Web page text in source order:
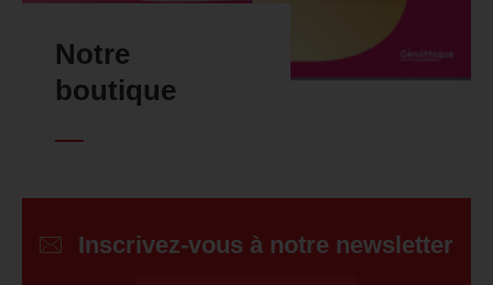
Notre
boutique
Inscrivez-vous à notre newsletter